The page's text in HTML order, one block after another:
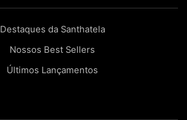
Destaques da Santhatela
Nossos Best Sellers
Últimos Lançamentos